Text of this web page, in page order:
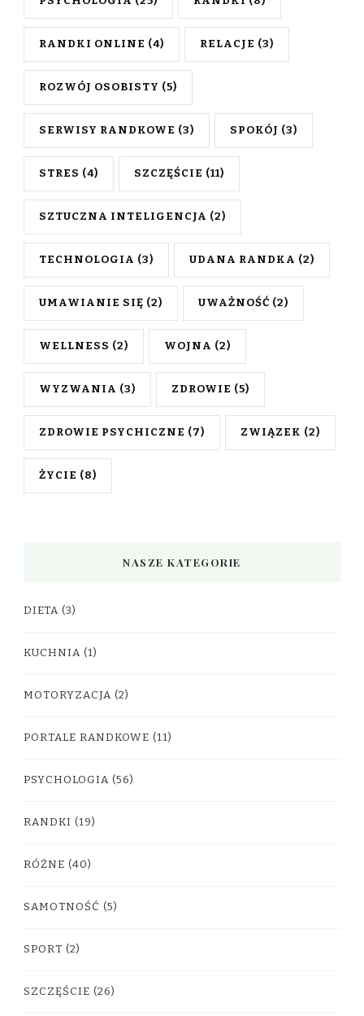
RANDKI ONLINE (4) RELACJE (3)
ROZWÓJ OSOBISTY (5)
SERWISY RANDKOWE (3) SPOKÓJ (3)
STRES (4) SZCZĘŚCIE (11)
SZTUCZNA INTELIGENCJA (2)
TECHNOLOGIA (3) UDANA RANDKA (2)
UMAWIANIE SIĘ (2) UWAŻNOŚĆ (2)
WELLNESS (2) WOJNA (2)
WYZWANIA (3) ZDROWIE (5)
ZDROWIE PSYCHICZNE (7) ZWIĄZEK (2)
ŻYCIE (8)
NASZE KATEGORIE
DIETA (3)
KUCHNIA (1)
MOTORYZACJA (2)
PORTALE RANDKOWE (11)
PSYCHOLOGIA (56)
RANDKI (19)
RÓŻNE (40)
SAMOTNOŚĆ (5)
SPORT (2)
SZCZĘŚCIE (26)